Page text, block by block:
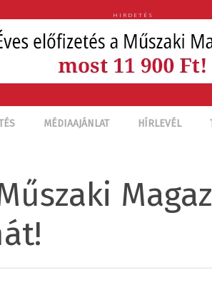
HIRDETÉS
MÉDIAAJÁNLAT HÍRLEVÉL